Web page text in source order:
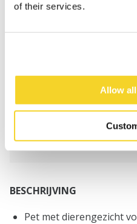
of their services.
Allow
worden geplaatst,
Gratis verzending voor
Binnen 30 dagen
BESCHRIJVING
Pet met dierengezicht